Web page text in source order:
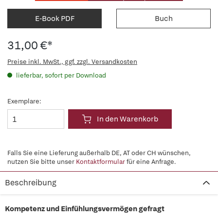
E-Book PDF Buch
31,00 €*
Preise inkl. MwSt., ggf. zzgl. Versandkosten
lieferbar, sofort per Download
Exemplare:
In den Warenkorb
Falls Sie eine Lieferung außerhalb DE, AT oder CH wünschen,
nutzen Sie bitte unser Kontaktformularfür eine Anfrage.
Beschreibung
Kompetenz und Einfühlungsvermögen gefragt